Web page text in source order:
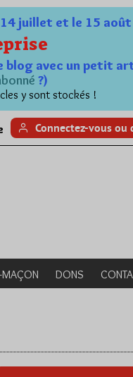
14 juillet et le 15 août
blog avec un petit
?)
y sont stockés !
Connectez-vous ou
MAÇON DONS